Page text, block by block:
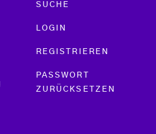
SUCHE
LOGIN
REGISTRIEREN
PASSWORT
ZURÜCKSETZEN